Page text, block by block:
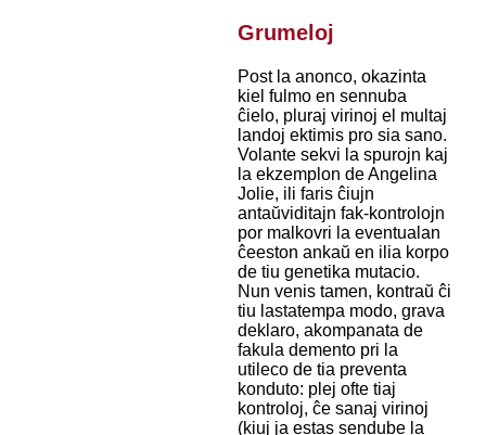
Grumeloj
Post la anonco, okazinta
kiel fulmo en sennuba
ĉielo, pluraj virinoj el multaj
landoj ektimis pro sia sano.
Volante sekvi la spurojn kaj
la ekzemplon de Angelina
Jolie, ili faris ĉiujn
antaŭviditajn fak-kontrolojn
por malkovri la eventualan
ĉeeston ankaŭ en ilia korpo
de tiu genetika mutacio.
Nun venis tamen, kontraŭ ĉi
tiu lastatempa modo, grava
deklaro, akompanata de
fakula demento pri la
utileco de tia preventa
konduto: plej ofte tiaj
kontroloj, ĉe sanaj virinoj
(kiuj ja estas sendube la